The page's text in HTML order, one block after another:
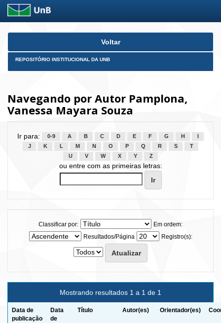
Skip
Voltar
REPOSITÓRIO INSTITUCIONAL DA UNB
Navegando por Autor Pamplona,
Vanessa Mayara Souza
Ir para: 0-9 A B C D E F G H
J
K L M N O P Q R S
T
U
V W X Y Z
ou entre com as primeiras letras:
Classificar por:
Em ordem:
Resultados/Página
Registro(s):
Mostrando resultados 1 a 1 de 1
Data de
publicação
Data
de
Título Autor(es) Orientador(es)